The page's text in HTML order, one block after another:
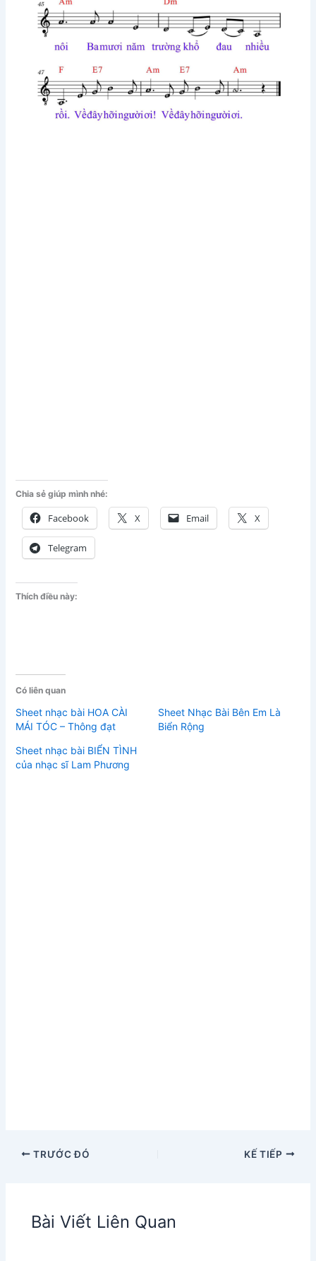
Chia sẻ giúp mình nhé:
Facebook X Email X
Telegram
Thích điều này:
Có liên quan
Sheet nhạc bài HOA CÀI
MÁI TÓC – Thông đạt
Sheet Nhạc Bài Bên Em Là
Biển Rộng
Sheet nhạc bài BIỂN TÌNH
của nhạc sĩ Lam Phương
TRƯỚC ĐÓ KẾ TIẾP
Bài Viết Liên Quan